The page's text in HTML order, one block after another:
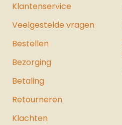
Klantenservice
Veelgestelde vragen
Bestellen
Bezorging
Betaling
Retourneren
Klachten